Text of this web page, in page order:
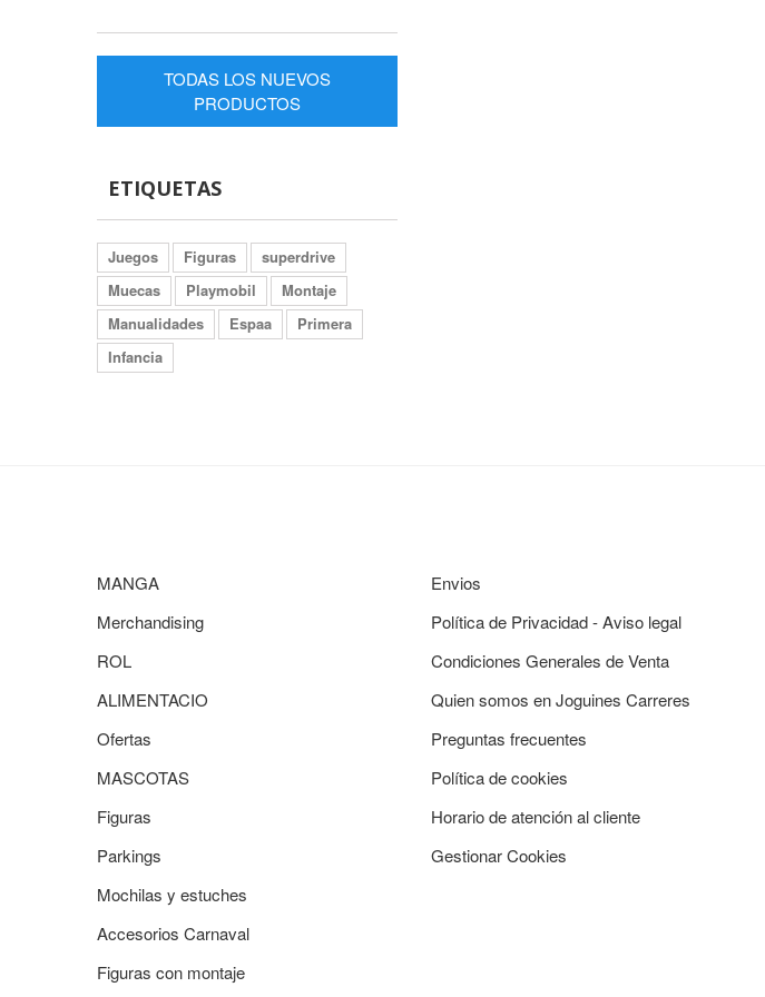
TODAS LOS NUEVOS
PRODUCTOS
ETIQUETAS
Juegos Figuras
superdrive
Muecas
Playmobil
Montaje
Manualidades
Espaa
Primera
Infancia
MANGA
Merchandising
ROL
ALIMENTACIO
Ofertas
MASCOTAS
Figuras
Parkings
Mochilas y estuches
Accesorios Carnaval
Figuras con montaje
Envios
Política de Privacidad - Aviso legal
Condiciones Generales de Venta
Quien somos en Joguines Carreres
Preguntas frecuentes
Política de cookies
Horario de atención al cliente
Gestionar Cookies